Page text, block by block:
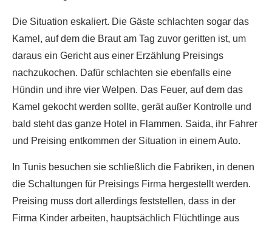
Die Situation eskaliert. Die Gäste schlachten sogar das
Kamel, auf dem die Braut am Tag zuvor geritten ist, um
daraus ein Gericht aus einer Erzählung Preisings
nachzukochen. Dafür schlachten sie ebenfalls eine
Hündin und ihre vier Welpen. Das Feuer, auf dem das
Kamel gekocht werden sollte, gerät außer Kontrolle und
bald steht das ganze Hotel in Flammen. Saida, ihr Fahrer
und Preising entkommen der Situation in einem Auto.
In Tunis besuchen sie schließlich die Fabriken, in denen
die Schaltungen für Preisings Firma hergestellt werden.
Preising muss dort allerdings feststellen, dass in der
Firma Kinder arbeiten, hauptsächlich Flüchtlinge aus